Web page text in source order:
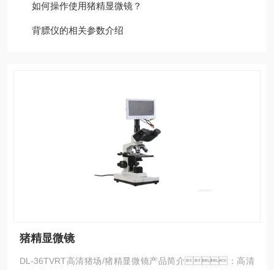
如何操作使用猪精显微镜？
背膘仪的相关参数介绍
猪精显微镜
DL-36TVRT高清猪场/猪精显微镜产品简介：高清